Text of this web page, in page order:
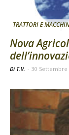
TRATTORI E
Nova
Di T.V. - 30 Settembre